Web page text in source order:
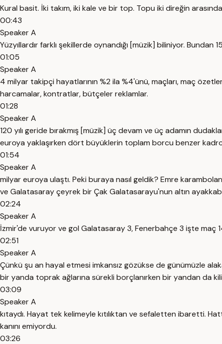
Kural basit. İki takım, iki kale ve bir top. Topu iki direğin
00:43
Speaker A
Yüzyıllardır farklı şekillerde oynandığı [müzik] biliniyor.
01:05
Speaker A
4 milyar takipçi hayatlarının %2 ila %4'ünü, maçları, maç
harcamalar, kontratlar, bütçeler reklamlar.
01:28
Speaker A
120 yılı geride bırakmış [müzik] üç devam ve üç adamın
euroya yaklaşırken dört büyüklerin toplam borcu benzer
01:54
Speaker A
milyar euroya ulaştı. Peki buraya nasıl geldik? Emre
ve Galatasaray çeyrek bir Çak Galatasarayu'nun altın
02:24
Speaker A
İzmir'de vuruyor ve gol Galatasaray 3, Fenerbahçe 3 işte maç
02:51
Speaker A
Çünkü şu an hayal etmesi imkansız gözükse de günümüzle
bir yanda toprak ağlarına sürekli borçlanırken bir yandan da
03:09
Speaker A
kıtaydı. Hayat tek kelimeyle kıtılıktan ve sefaletten ibaretti.
kanını emiyordu.
03:26